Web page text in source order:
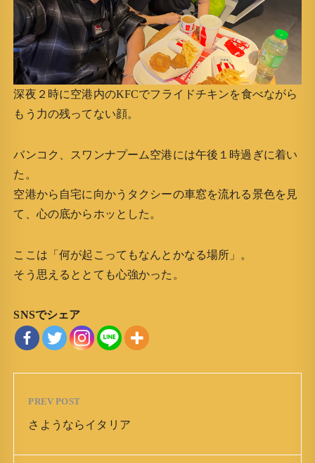
深夜２時に空港内のKFCでフライドチキンを食べながら
もう力の残ってない顔。
バンコク、スワンナプーム空港には午後１時過ぎに着い
た。
空港から自宅に向かうタクシーの車窓を流れる景色を見
て、心の底からホッとした。
ここは「何が起こってもなんとかなる場所」。
そう思えるととても心強かった。
SNSでシェア
PREV POST
さようならイタリア